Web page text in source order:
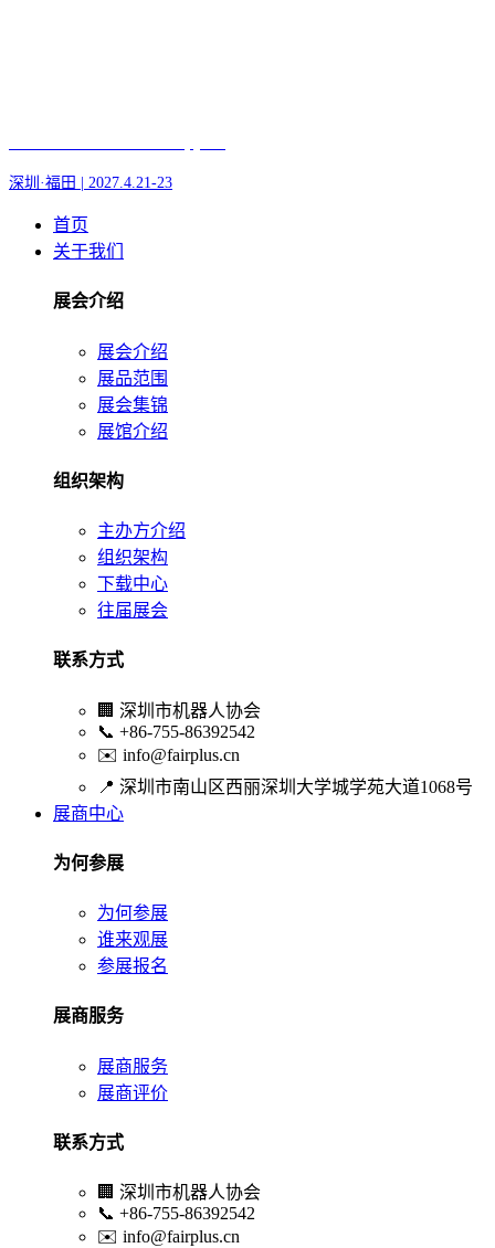
深圳·福田 | 2027.4.21-23
首页
关于我们
展会介绍
展会介绍
展品范围
展会集锦
展馆介绍
组织架构
主办方介绍
组织架构
下载中心
往届展会
联系方式
🏢 深圳市机器人协会
📞 +86-755-86392542
✉️ info@fairplus.cn
📍 深圳市南山区西丽深圳大学城学苑大道1068号
展商中心
为何参展
为何参展
谁来观展
参展报名
展商服务
展商服务
展商评价
联系方式
🏢 深圳市机器人协会
📞 +86-755-86392542
✉️ info@fairplus.cn